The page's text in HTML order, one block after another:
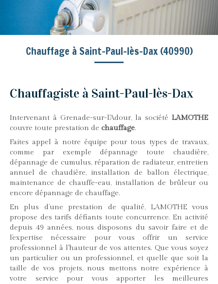
Chauffage à Saint-Paul-lès-Dax (40990)
Chauffagiste à Saint-Paul-lès-Dax
Intervenant à Grenade-sur-l'Adour, la société LAMOTHE
couvre toute prestation de chauffage.
Faites appel à notre équipe pour tous types de travaux,
comme par exemple dépannage toute chaudière,
dépannage de cumulus, réparation de radiateur, entretien
annuel de chaudière, installation de ballon électrique,
maintenance de chauffe-eau, installation de brûleur ou
encore dépannage de chauffage.
En plus d’une prestation de qualité, LAMOTHE vous
propose des tarifs défiants toute concurrence. En activité
depuis 49 années, nous disposons du savoir faire et de
l’expertise nécessaire pour vous offrir un service
professionnel à l'hauteur de vos attentes. Que vous soyez
un particulier ou un professionnel, et quelle que soit la
taille de vos projets, nous mettons notre expérience à
votre service pour vous apporter les meilleures